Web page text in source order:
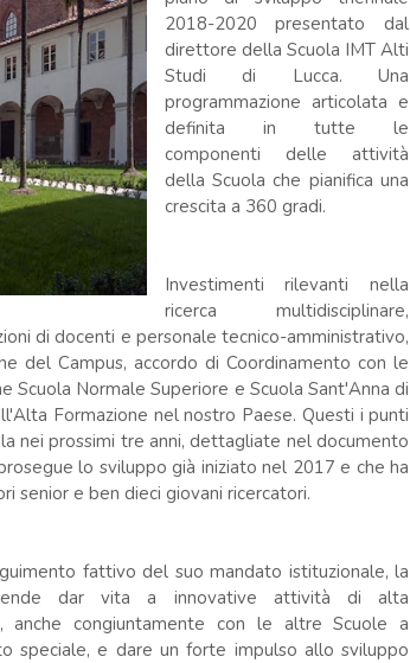
2018-2020 presentato dal
direttore della Scuola IMT Alti
Studi di Lucca. Una
programmazione articolata e
definita in tutte le
componenti delle attività
della Scuola che pianifica una
crescita a 360 gradi.
Investimenti rilevanti nella
ricerca multidisciplinare,
di docenti e personale tecnico-amministrativo,
del Campus, accordo di Coordinamento con le
Normale Superiore e Scuola Sant'Anna di
Formazione nel nostro Paese. Questi i punti
nei prossimi tre anni, dettagliate nel documento
lo sviluppo già iniziato nel 2017 e che ha
senior e ben dieci giovani ricercatori.
fattivo del suo mandato istituzionale, la
dar vita a innovative attività di alta
anche congiuntamente con le altre Scuole a
speciale, e dare un forte impulso allo sviluppo